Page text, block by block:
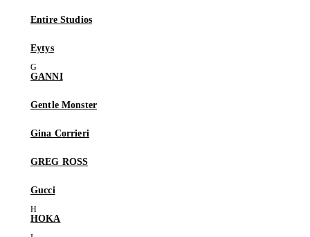
Entire Studios
Eytys
GANNI
Gentle Monster
Gina Corrieri
GREG ROSS
Gucci
HOKA